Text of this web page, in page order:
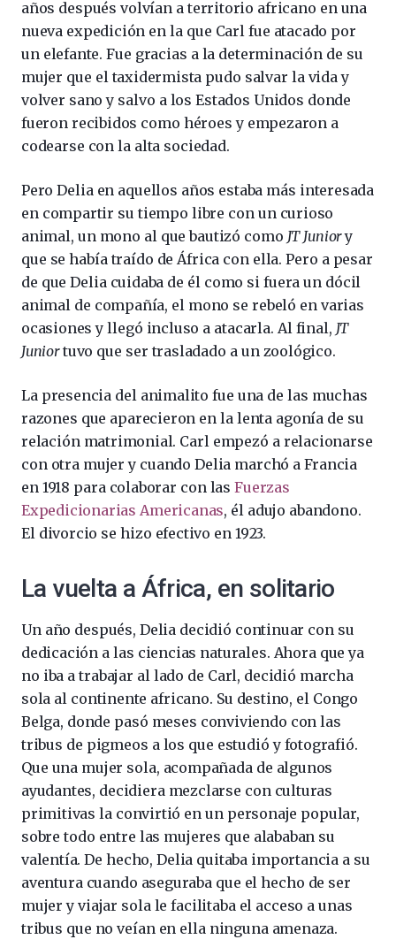
años después volvían a territorio africano en una
nueva expedición en la que Carl fue atacado por
un elefante. Fue gracias a la determinación de su
mujer que el taxidermista pudo salvar la vida y
volver sano y salvo a los Estados Unidos donde
fueron recibidos como héroes y empezaron a
codearse con la alta sociedad.
Pero Delia en aquellos años estaba más interesada
en compartir su tiempo libre con un curioso
animal, un mono al que bautizó como JT Juniory
que se había traído de África con ella. Pero a pesar
de que Delia cuidaba de él como si fuera un dócil
animal de compañía, el mono se rebeló en varias
ocasiones y llegó incluso a atacarla. Al final, JT
Juniortuvo que ser trasladado a un zoológico.
La presencia del animalito fue una de las muchas
razones que aparecieron en la lenta agonía de su
relación matrimonial. Carl empezó a relacionarse
con otra mujer y cuando Delia marchó a Francia
en 1918 para colaborar con lasFuerzas
Expedicionarias Americanas, él adujo abandono.
El divorcio se hizo efectivo en 1923.
La vuelta a África, en solitario
Un año después, Delia decidió continuar con su
dedicación a las ciencias naturales. Ahora que ya
no iba a trabajar al lado de Carl, decidió marcha
sola al continente africano. Su destino, el Congo
Belga, donde pasó meses conviviendo con las
tribus de pigmeos a los que estudió y fotografió.
Que una mujer sola, acompañada de algunos
ayudantes, decidiera mezclarse con culturas
primitivas la convirtió en un personaje popular,
sobre todo entre las mujeres que alababan su
valentía. De hecho, Delia quitaba importancia a su
aventura cuando aseguraba que el hecho de ser
mujer y viajar sola le facilitaba el acceso a unas
tribus que no veían en ella ninguna amenaza.